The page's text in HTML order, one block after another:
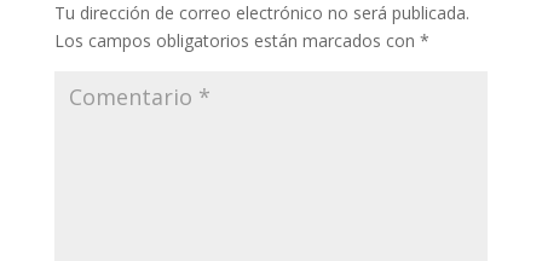
Tu dirección de correo electrónico no será publicada.
Los campos obligatorios están marcados con *